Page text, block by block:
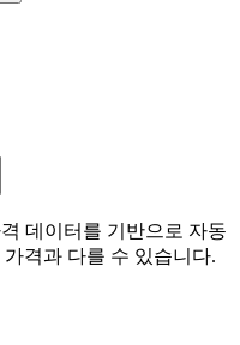
데이터를 기반으로 자동
격과 다를 수 있습니다.